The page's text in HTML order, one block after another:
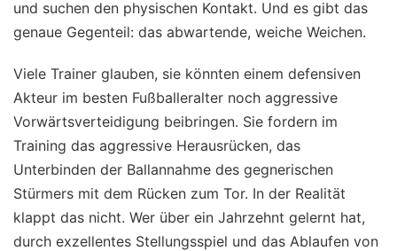
und suchen den physischen Kontakt. Und es gibt das
genaue Gegenteil: das abwartende, weiche Weichen.
Viele Trainer glauben, sie könnten einem defensiven
Akteur im besten Fußballeralter noch aggressive
Vorwärtsverteidigung beibringen. Sie fordern im
Training das aggressive Herausrücken, das
Unterbinden der Ballannahme des gegnerischen
Stürmers mit dem Rücken zum Tor. In der Realität
klappt das nicht. Wer über ein Jahrzehnt gelernt hat,
durch exzellentes Stellungsspiel und das Ablaufen von